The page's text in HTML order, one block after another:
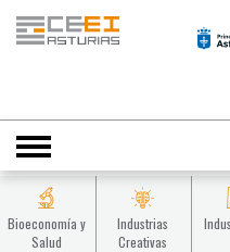
Toggle
navigation
Bioeconomía y
Salud
Industrias
Creativas